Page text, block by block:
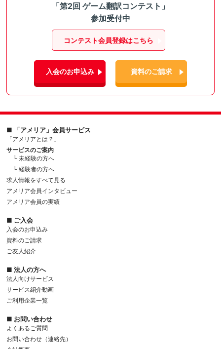
「第2回 ゲーム翻訳コンテスト」
参加受付中
コンテスト会員登録はこちら
入会のお申込み 資料のご請求
■ 「アメリア」会員サービス
「アメリアとは？」
サービスのご案内
└ 未経験の方へ
└ 経験者の方へ
求人情報をすべて見る
アメリア会員インタビュー
アメリア会員の実績
■ ご入会
入会のお申込み
資料のご請求
ご友人紹介
■ 法人の方へ
法人向けサービス
サービス紹介動画
ご利用企業一覧
■ お問い合わせ
よくあるご質問
お問い合わせ（連絡先）